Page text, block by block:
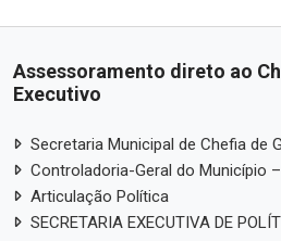
Assessoramento direto ao
Executivo
Secretaria Municipal de Chefia de
Controladoria-Geral do Município
Articulação Política
SECRETARIA EXECUTIVA DE